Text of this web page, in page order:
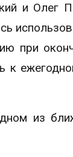
и Олег
при
к
из